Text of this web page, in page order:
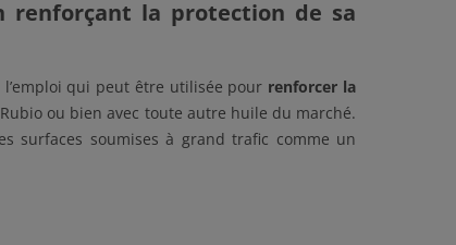
renforçant la protection de sa
qui peut être utilisée pour renforcer la
ou bien avec toute autre huile du marché.
surfaces soumises à grand trafic comme un